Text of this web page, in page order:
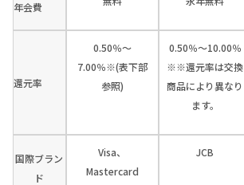
年会費
還元率
0.50％～
7.00％※(表下部
参照)
0.50％～10.00％
※※還元率は交換
商品により異なり
ます。
国際ブラン
ド
Visa、
Mastercard
JCB